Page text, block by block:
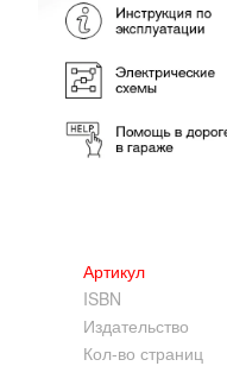
Артикул
ISBN
Издательство
Кол-во страниц